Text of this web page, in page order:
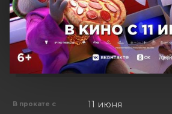
В прокате с 11 июня